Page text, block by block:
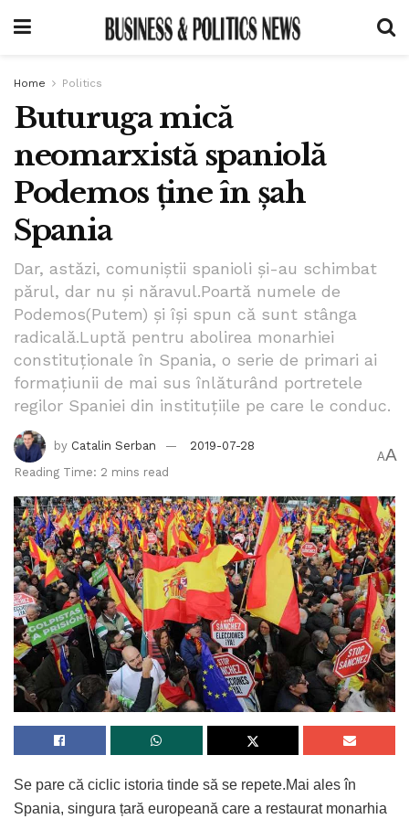
Home Politics
Buturuga mică
neomarxistă spaniolă
Podemos ține în șah
Spania
Dar, astăzi, comuniștii spanioli și-au schimbat
părul, dar nu și năravul.Poartă numele de
Podemos(Putem) și își spun că sunt stânga
radicală.Luptă pentru abolirea monarhiei
constituționale în Spania, o serie de primari ai
formațiunii de mai sus înlăturând portretele
regilor Spaniei din instituțiile pe care le conduc.
by Catalin Serban
2019-07-28
Reading Time: 2 mins read
AA
Se pare că ciclic istoria tinde să se repete.Mai ales în
Spania, singura țară europeană care a restaurat monarhia